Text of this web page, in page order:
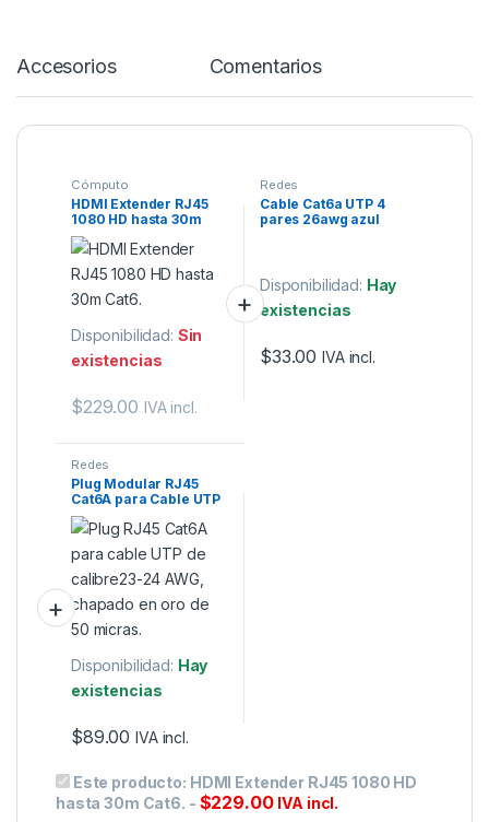
Accesorios Comentarios
Cómputo
HDMI Extender RJ45
1080 HD hasta 30m
Cat6.
Disponibilidad: Sin
existencias
$229.00 IVA incl.
Redes
Cable Cat6a UTP 4
pares 26awg azul
Disponibilidad: Hay
existencias
$33.00 IVA incl.
Redes
Plug Modular RJ45
Cat6A para Cable UTP
23-24 AWG – Chapado
en Oro 50 Micras
Disponibilidad: Hay
existencias
$89.00 IVA incl.
Este producto: HDMI Extender RJ45 1080 HD
hasta 30m Cat6. - $229.00 IVA incl.